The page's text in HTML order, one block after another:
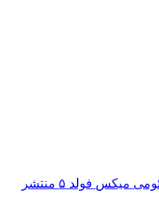
اولین تصاویر شیائومی میکس فولد ۵ منتشر